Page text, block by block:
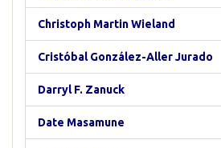
Christoph Martin Wieland
Cristóbal González-Aller Jurado
Darryl F. Zanuck
Date Masamune